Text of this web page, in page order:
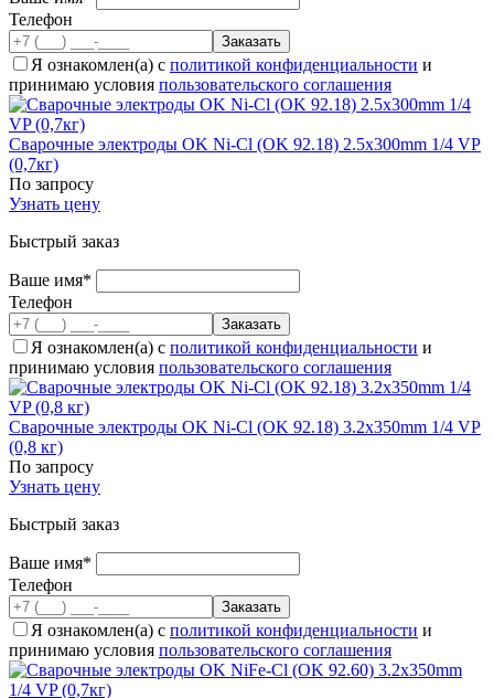
Телефон
Я ознакомлен(а) с политикой конфиденциальности и
принимаю условия пользовательского соглашения
Сварочные электроды OK Ni-Cl (OK 92.18) 2.5x300mm 1/4 VP
(0,7кг)
По запросу
Узнать цену
Быстрый заказ
Ваше имя*
Телефон
Я ознакомлен(а) с политикой конфиденциальности и
принимаю условия пользовательского соглашения
Сварочные электроды OK Ni-Cl (OK 92.18) 3.2x350mm 1/4 VP
(0,8 кг)
По запросу
Узнать цену
Быстрый заказ
Ваше имя*
Телефон
Я ознакомлен(а) с политикой конфиденциальности и
принимаю условия пользовательского соглашения